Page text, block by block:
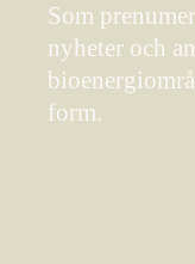
Som
nyheter och
form.